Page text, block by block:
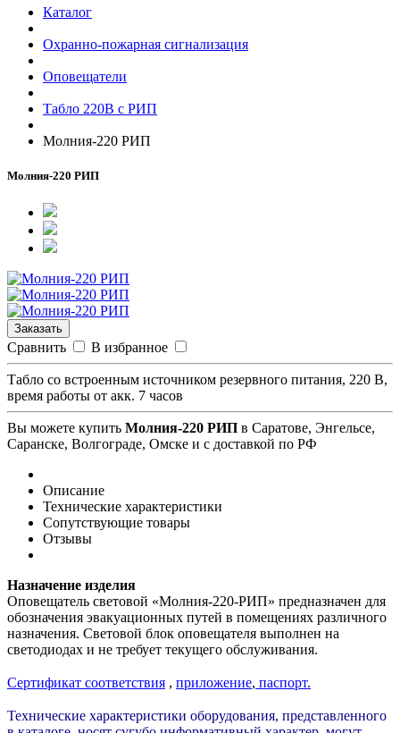
Каталог
Охранно-пожарная сигнализация
Оповещатели
Табло 220В с РИП
Молния-220 РИП
Молния-220 РИП
Заказать
Сравнить В избранное
Табло со встроенным источником резервного питания, 220 В,
время работы от акк. 7 часов
Вы можете купить Молния-220 РИП в Саратове, Энгельсе,
Саранске, Волгограде, Омске и с доставкой по РФ
Описание
Технические характеристики
Сопутствующие товары
Отзывы
Назначение изделия
Оповещатель световой «Молния-220-РИП» предназначен для
обозначения эвакуационных путей в помещениях различного
назначения. Световой блок оповещателя выполнен на
светодиодах и не требует текущего обслуживания.
Сертификат соответствия , приложение, паспорт.
Технические характеристики оборудования, представленного